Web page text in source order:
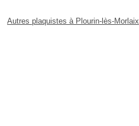
Autres plaquistes à Plourin-lès-Morlaix